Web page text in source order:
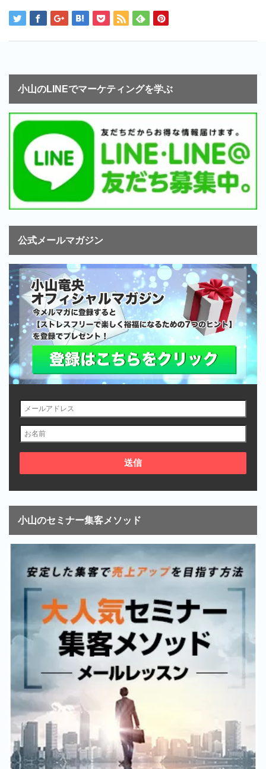
小山のLINEでマーケティングを学ぶ
公式メールマガジン
小山のセミナー集客メソッド